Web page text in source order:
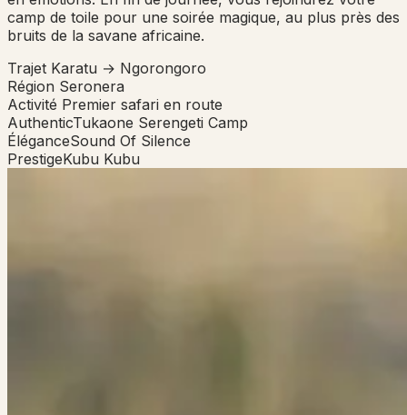
camp de toile pour une soirée magique, au plus près des
bruits de la savane africaine.
Trajet Karatu → Ngorongoro
Région Seronera
Activité Premier safari en route
AuthenticTukaone Serengeti Camp
ÉléganceSound Of Silence
PrestigeKubu Kubu